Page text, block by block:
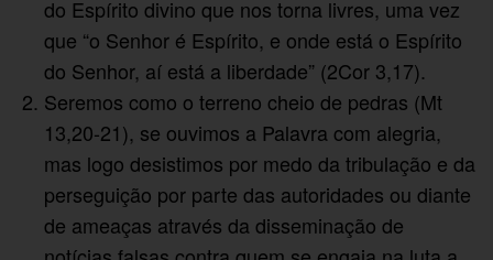
do Espírito divino que nos torna livres, uma vez
que “o Senhor é Espírito, e onde está o Espírito
do Senhor, aí está a liberdade” (2Cor 3,17).
Seremos como o terreno cheio de pedras (Mt
13,20-21), se ouvimos a Palavra com alegria,
mas logo desistimos por medo da tribulação e da
perseguição por parte das autoridades ou diante
de ameaças através da disseminação de